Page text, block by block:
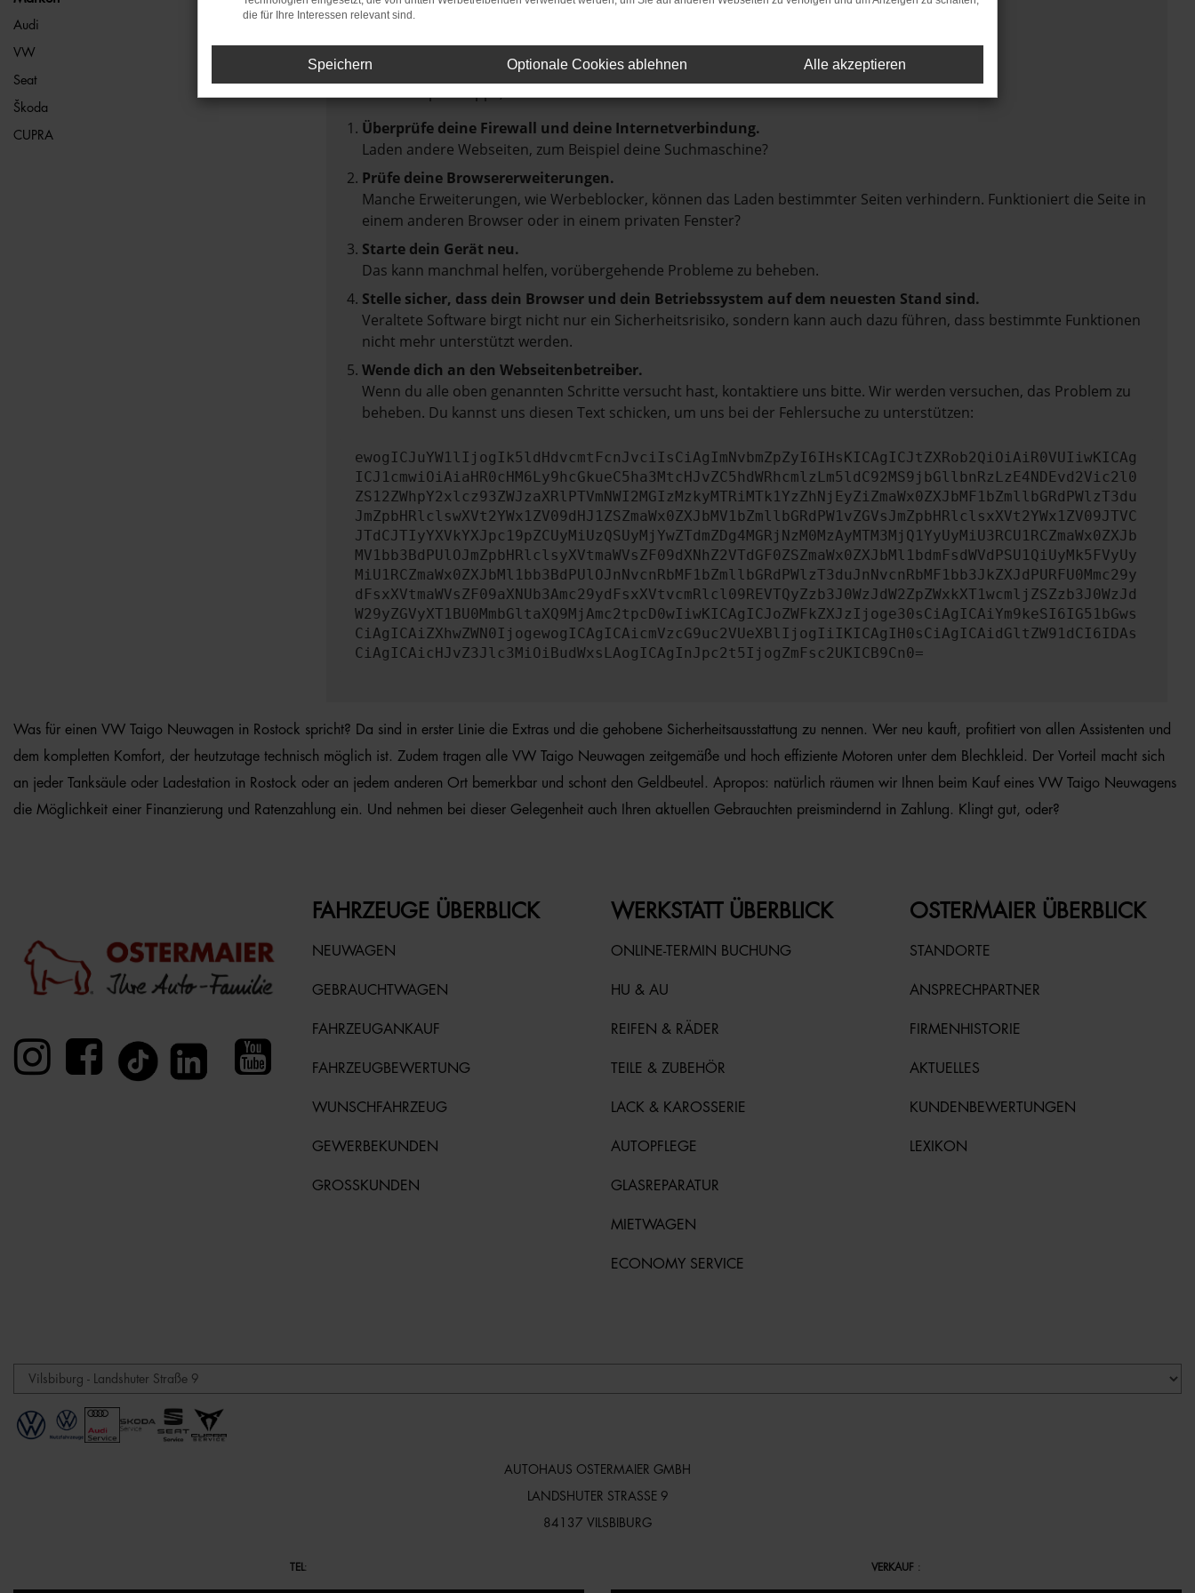
Audi
VW
Seat
Škoda
CUPRA
Beim Laden ist ein Fehler aufgetreten.
Hier sind ein paar Tipps, die dir helfen können:
Überprüfe deine Firewall und deine Internetverbindung.
Laden andere Webseiten, zum Beispiel deine Suchmaschine?
Prüfe deine Browsererweiterungen.
Manche Erweiterungen, wie Werbeblocker, können das Laden bestimmter Seiten verhindern. Funktioniert die Seite in
einem anderen Browser oder in einem privaten Fenster?
Starte dein Gerät neu.
Das kann manchmal helfen, vorübergehende Probleme zu beheben.
Stelle sicher, dass dein Browser und dein Betriebssystem auf dem neuesten Stand sind.
Veraltete Software birgt nicht nur ein Sicherheitsrisiko, sondern kann auch dazu führen, dass bestimmte Funktionen
nicht mehr unterstützt werden.
Wende dich an den Webseitenbetreiber.
Wenn du alle oben genannten Schritte versucht hast, kontaktiere uns bitte. Wir werden versuchen, das Problem zu
beheben. Du kannst uns diesen Text schicken, um uns bei der Fehlersuche zu unterstützen:
ewogICJuYW1lIjogIk5ldHdvcmtFcnJvciIsCiAgImNvbmZpZyI6IHsKICAgICJtZXRob2QiOiAiR0VUIiwKICAg
ICJ1cmwiOiAiaHR0cHM6Ly9hcGkueC5ha3MtcHJvZC5hdWRhcmlzLm5ldC92MS9jbGllbnRzLzE4NDEvd2Vic2l0
ZS12ZWhpY2xlcz93ZWJzaXRlPTVmNWI2MGIzMzkyMTRiMTk1YzZhNjEyZiZmaWx0ZXJbMF1bZmllbGRdPWlzT3du
JmZpbHRlclswXVt2YWx1ZV09dHJ1ZSZmaWx0ZXJbMV1bZmllbGRdPW1vZGVsJmZpbHRlclsxXVt2YWx1ZV09JTVC
JTdCJTIyYXVkYXJpc19pZCUyMiUzQSUyMjYwZTdmZDg4MGRjNzM0MzAyMTM3MjQ1YyUyMiU3RCU1RCZmaWx0ZXJb
MV1bb3BdPUlOJmZpbHRlclsyXVtmaWVsZF09dXNhZ2VTdGF0ZSZmaWx0ZXJbMl1bdmFsdWVdPSU1QiUyMk5FVyUy
MiU1RCZmaWx0ZXJbMl1bb3BdPUlOJnNvcnRbMF1bZmllbGRdPWlzT3duJnNvcnRbMF1bb3JkZXJdPURFU0Mmc29y
dFsxXVtmaWVsZF09aXNUb3Amc29ydFsxXVtvcmRlcl09REVTQyZzb3J0WzJdW2ZpZWxkXT1wcmljZSZzb3J0WzJd
W29yZGVyXT1BU0MmbGltaXQ9MjAmc2tpcD0wIiwKICAgICJoZWFkZXJzIjoge30sCiAgICAiYm9keSI6IG51bGws
CiAgICAiZXhwZWN0IjogewogICAgICAicmVzcG9uc2VUeXBlIjogIiIKICAgIH0sCiAgICAidGltZW91dCI6IDAs
CiAgICAicHJvZ3Jlc3MiOiBudWxsLAogICAgInJpc2t5IjogZmFsc2UKICB9Cn0=
Was für einen VW Taigo Neuwagen in Rostock spricht? Da sind in erster Linie die Extras und die gehobene Sicherheitsausstattung zu nennen. Wer neu kauft, profitiert von allen Assistenten und
dem kompletten Komfort, der heutzutage technisch möglich ist. Zudem tragen alle VW Taigo Neuwagen zeitgemäße und hoch effiziente Motoren unter dem Blechkleid. Der Vorteil macht sich
an jeder Tanksäule oder Ladestation in Rostock oder an jedem anderen Ort bemerkbar und schont den Geldbeutel. Apropos: natürlich räumen wir Ihnen beim Kauf eines VW Taigo Neuwagens
die Möglichkeit einer Finanzierung und Ratenzahlung ein. Und nehmen bei dieser Gelegenheit auch Ihren aktuellen Gebrauchten preismindernd in Zahlung. Klingt gut, oder?
FAHRZEUGE ÜBERBLICK
NEUWAGEN
GEBRAUCHTWAGEN
FAHRZEUGANKAUF
FAHRZEUGBEWERTUNG
WUNSCHFAHRZEUG
GEWERBEKUNDEN
GROSSKUNDEN
WERKSTATT ÜBERBLICK
ONLINE-TERMIN BUCHUNG
HU & AU
REIFEN & RÄDER
TEILE & ZUBEHÖR
LACK & KAROSSERIE
AUTOPFLEGE
GLASREPARATUR
MIETWAGEN
ECONOMY SERVICE
OSTERMAIER ÜBERBLICK
STANDORTE
ANSPRECHPARTNER
FIRMENHISTORIE
AKTUELLES
KUNDENBEWERTUNGEN
LEXIKON
AUTOHAUS OSTERMAIER GMBH
LANDSHUTER STRASSE 9
84137 VILSBIBURG
TEL : VERKAUF :
die für Ihre Interessen relevant sind.
Speichern Optionale Cookies ablehnen Alle akzeptieren